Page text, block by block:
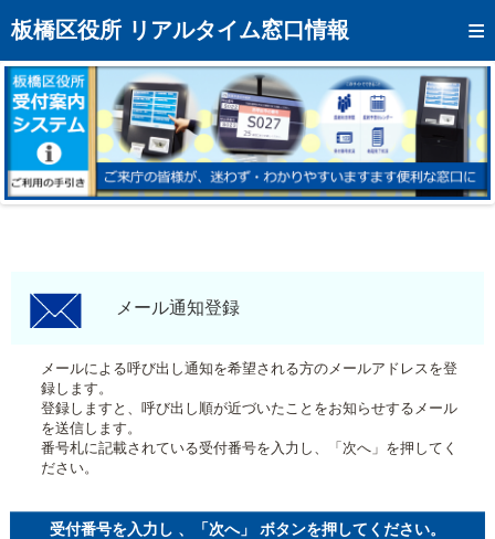
板橋区役所 リアルタイム窓口情報
トップページへ
混雑予想カレンダー
リアルタイム混雑状況
リアルタイム受付番号状況
メール通知登録
モバイルサイト
区役所フロアマップ
メール通知登録
メールによる呼び出し通知を希望される方のメールアドレスを登
録します。
登録しますと、呼び出し順が近づいたことをお知らせするメール
を送信します。
番号札に記載されている受付番号を入力し、「次へ」を押してく
ださい。
受付番号を入力し 、「次へ」 ボタンを押してください。